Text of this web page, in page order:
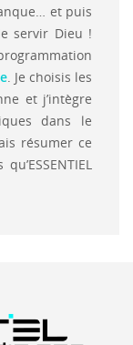
et puis
servir Dieu !
. Je choisis les
et j’intègre
dans le
résumer ce